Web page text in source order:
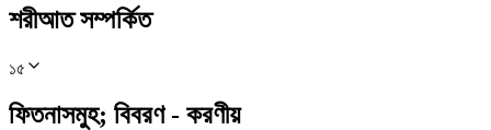
শরীআত সম্পর্কিত
১৫
ফিতনাসমুহ; বিবরণ - করণীয়